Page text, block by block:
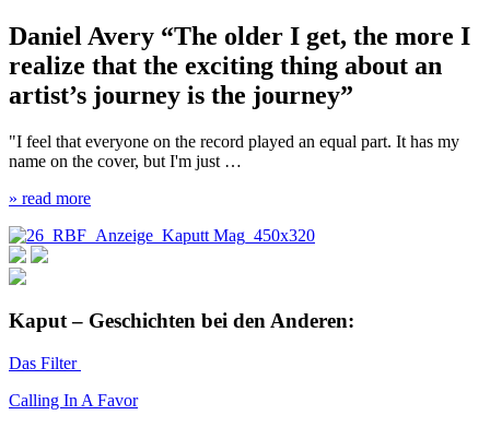
Daniel Avery “The older I get, the more I
realize that the exciting thing about an
artist’s journey is the journey”
"I feel that everyone on the record played an equal part. It has my
name on the cover, but I'm just …
» read more
Kaput – Geschichten bei den Anderen:
Das Filter
Calling In A Favor